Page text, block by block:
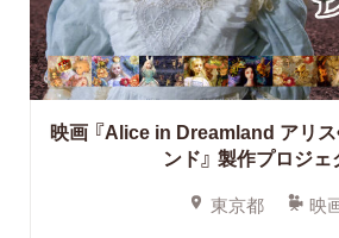
映画 『Alice in Dreamland アリス
ンド』 製作プロジェ
東京都 映